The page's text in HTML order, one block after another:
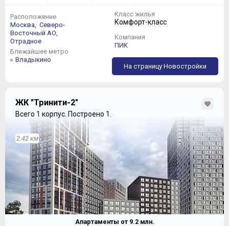
Расположение
Москва, Северо-
Восточный АО,
Отрадное
Ближайшее метро
Владыкино
Класс жилья
Комфорт-класс
Компания
ПИК
На страницу Новостройки
ЖК "Тринити-2"
Всего 1 корпус. Построено 1.
2.42 км
Апартаменты от 9.2млн.